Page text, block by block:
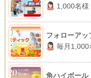
1,000名様
フォローアッ
毎月1,000
角ハイボール